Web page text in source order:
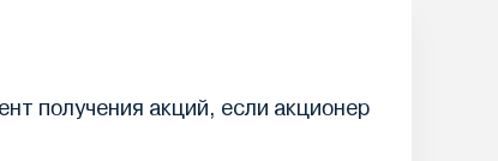
получения акций, если акционер